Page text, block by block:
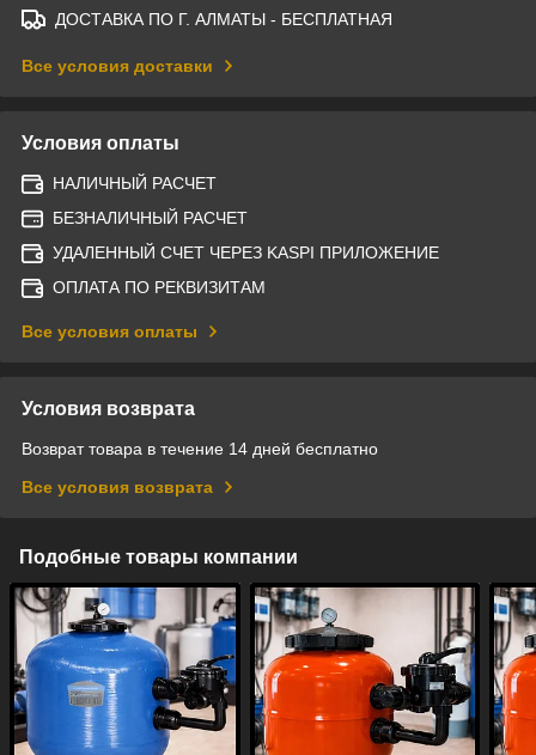
ДОСТАВКА ПО Г. АЛМАТЫ - БЕСПЛАТНАЯ
Все условия доставки
Условия оплаты
НАЛИЧНЫЙ РАСЧЕТ
БЕЗНАЛИЧНЫЙ РАСЧЕТ
УДАЛЕННЫЙ СЧЕТ ЧЕРЕЗ KASPI ПРИЛОЖЕНИЕ
ОПЛАТА ПО РЕКВИЗИТАМ
Все условия оплаты
Условия возврата
Возврат товара в течение 14 дней бесплатно
Все условия возврата
Подобные товары компании